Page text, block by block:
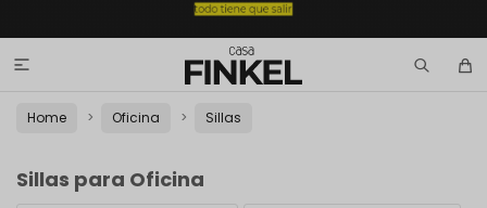

Home Oficina Sillas
Sillas para Oficina